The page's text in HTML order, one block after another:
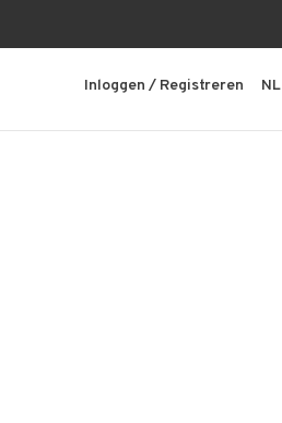
Inloggen / Registreren NL